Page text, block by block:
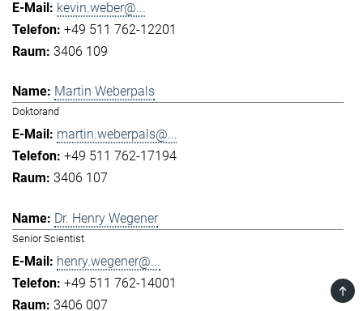
kevin.weber@...
+49 511 762-12201
3406 109
Martin Weberpals
Doktorand
martin.weberpals@...
+49 511 762-17194
3406 107
Dr. Henry Wegener
Senior Scientist
henry.wegener@...
+49 511 762-14001
3406 007
TOP